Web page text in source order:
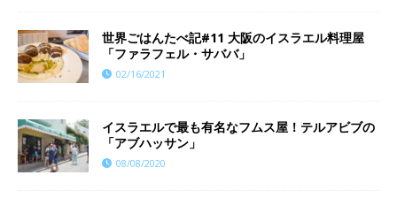
世界ごはんたべ記#11 大阪のイスラエル料理屋
「ファラフェル・サババ」
02/16/2021
イスラエルで最も有名なフムス屋！テルアビブの
「アブハッサン」
08/08/2020